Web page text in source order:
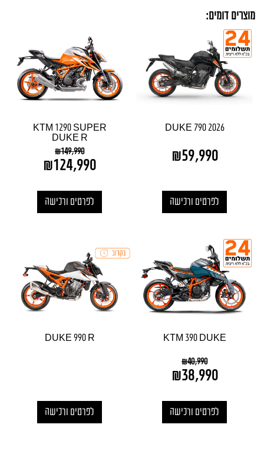
מוצרים דומים:
DUKE 790 2026
₪59,990
לפרטים ורכישה
KTM 1290 SUPER
DUKE R
₪149,990
₪124,990
לפרטים ורכישה
KTM 390 DUKE
₪40,990
₪38,990
לפרטים ורכישה
DUKE 990 R
לפרטים ורכישה